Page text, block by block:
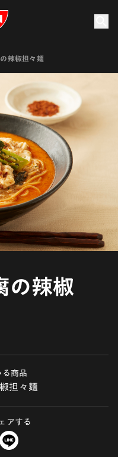
辣椒担々麺
の辣椒
る商品
担々麺
アする